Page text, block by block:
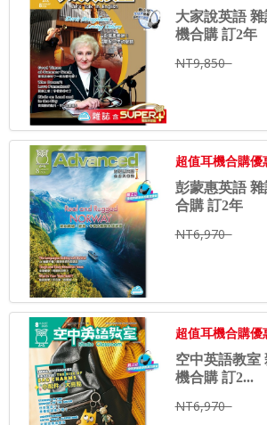
大家說英語
機合購 訂2年
NT9,850
超值耳機合購優
彭蒙惠英語
合購 訂2年
NT6,970
超值耳機合購優
空中英語教室
機合購 訂2...
NT6,970